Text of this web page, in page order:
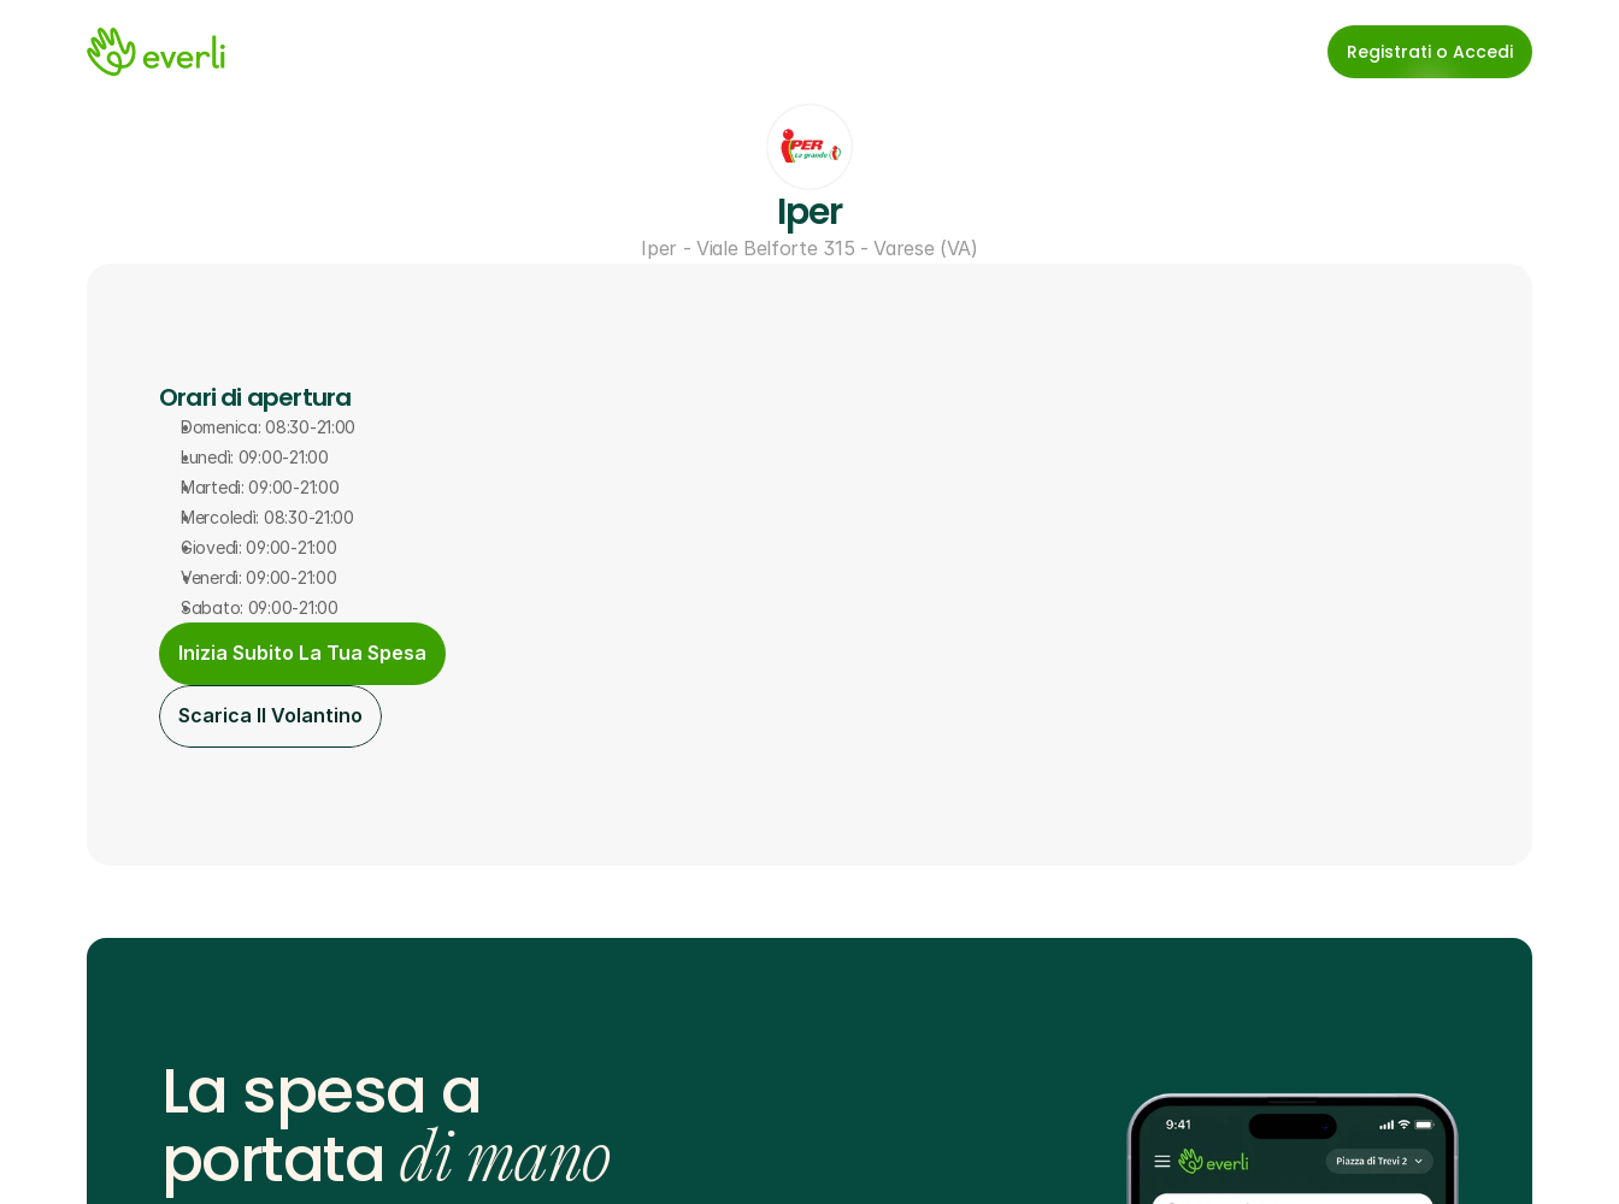
Registrati o Accedi
Iper
Iper - Viale Belforte 315 - Varese (VA)
Orari di apertura
Domenica: 08:30-21:00
Lunedì: 09:00-21:00
Martedì: 09:00-21:00
Mercoledì: 08:30-21:00
Giovedì: 09:00-21:00
Venerdì: 09:00-21:00
Sabato: 09:00-21:00
Inizia Subito La Tua Spesa
Scarica Il Volantino
La spesa a
portata di mano